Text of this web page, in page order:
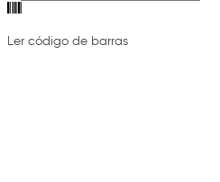
Ler código de barras